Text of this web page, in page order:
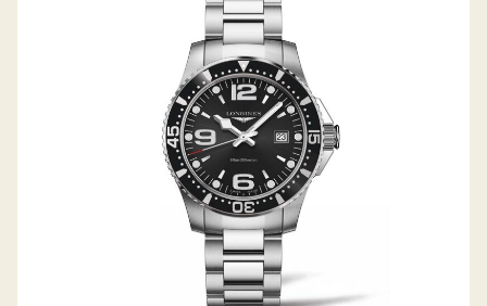
HYDROCONQUEST